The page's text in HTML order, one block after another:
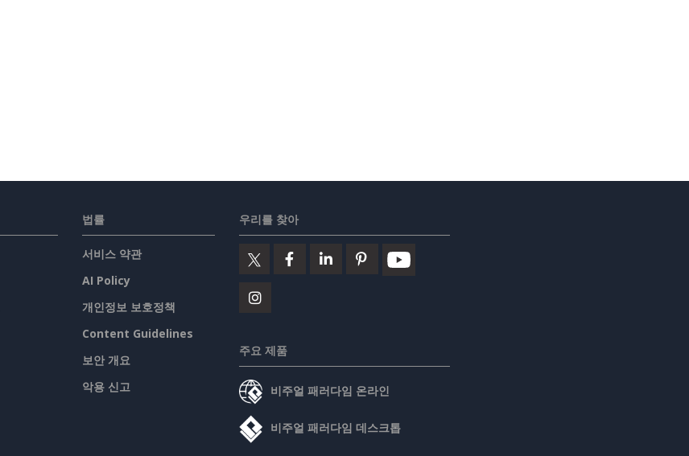
법률
서비스 약관
AI Policy
개인정보 보호정책
Content Guidelines
보안 개요
악용 신고
우리를 찾아
주요 제품
비주얼 패러다임 온라인
비주얼 패러다임 데스크톱